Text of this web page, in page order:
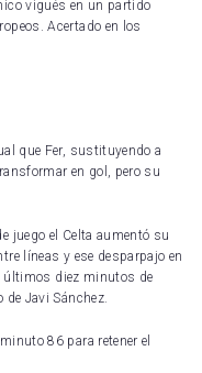
vigués en un partido
Acertado en los
que Fer, sustituyendo a
en gol, pero su
juego el Celta aumentó su
líneas y ese desparpajo en
últimos diez minutos de
Javi Sánchez.
86 para retener el